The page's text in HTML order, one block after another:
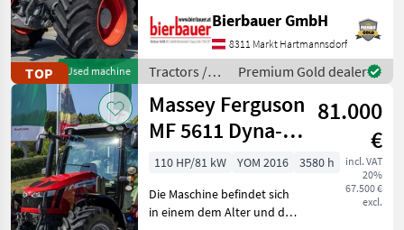
TOP Used machine
Zustand und kann nach
telefonischer Vereinbarung
gerne vor Ort besichtigt
und geprüft we
Bierbauer GmbH
8311 Markt Hartmannsdorf
Tractors /
Fendt
Premium Gold dealer
Massey Ferguson
MF 5611 Dyna-6
Efficient
81.000
€
incl. VAT
20%
67.500 €
excl.
110 HP/81 kW YOM 2016
3580 h
Die Maschine befindet sich
in einem dem Alter und der